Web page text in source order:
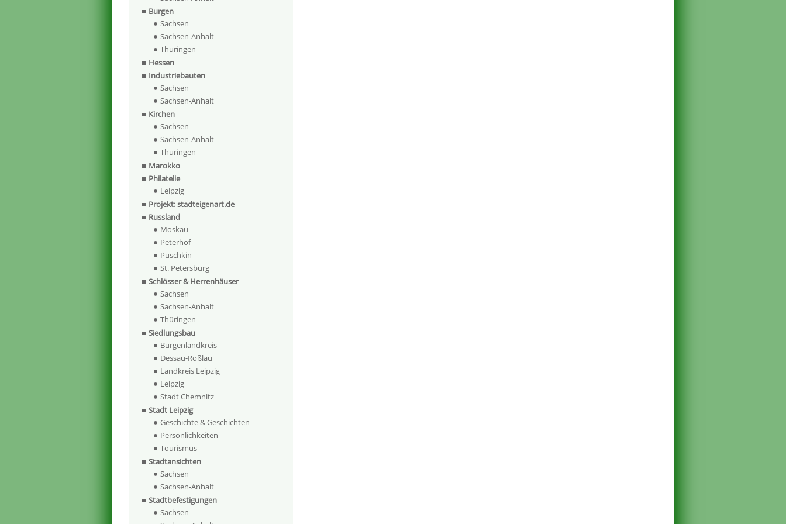
Burgen
Sachsen
Sachsen-Anhalt
Thüringen
Hessen
Industriebauten
Sachsen
Sachsen-Anhalt
Kirchen
Sachsen
Sachsen-Anhalt
Thüringen
Marokko
Philatelie
Leipzig
Projekt: stadteigenart.de
Russland
Moskau
Peterhof
Puschkin
St. Petersburg
Schlösser & Herrenhäuser
Sachsen
Sachsen-Anhalt
Thüringen
Siedlungsbau
Burgenlandkreis
Dessau-Roßlau
Landkreis Leipzig
Leipzig
Stadt Chemnitz
Stadt Leipzig
Geschichte & Geschichten
Persönlichkeiten
Tourismus
Stadtansichten
Sachsen
Sachsen-Anhalt
Stadtbefestigungen
Sachsen